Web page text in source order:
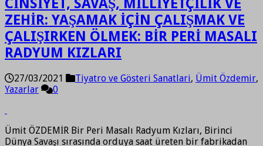
CİNSİYET, SAVAŞ, MİLLİYETÇİLİK VE
ZEHİR: YAŞAMAK İÇİN ÇALIŞMAK VE
ÇALIŞIRKEN ÖLMEK: BİR PERİ MASALI
RADYUM KIZLARI
27/03/2021 Tiyatro ve Gösteri Sanatlari, Ümit Özdemir,
Yazarlar
0
Ümit ÖZDEMİR Bir Peri Masalı Radyum Kızları, Birinci
Dünya Savaşı sırasında orduya saat üreten bir fabrikadan